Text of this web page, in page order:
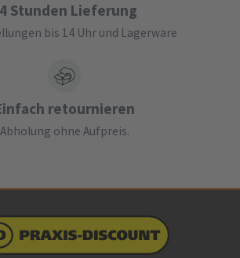
Stunden Lieferung
bis 14 Uhr und Lagerware
retournieren
Abholung ohne Aufpreis.